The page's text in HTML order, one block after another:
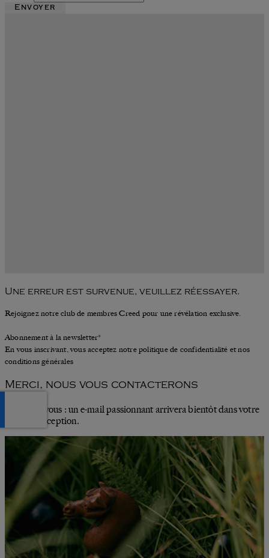
Envoyer
Une erreur est survenue, veuillez réessayer.
Rejoignez notre club de membres Creed pour une révélation exclusive.
Abonnement à la newsletter*
En vous inscrivant, vous acceptez notre politique de confidentialité et nos
conditions générales
Merci, nous vous contacterons
Préparez-vous : un e-mail passionnant arrivera bientôt dans votre
boîte de réception.